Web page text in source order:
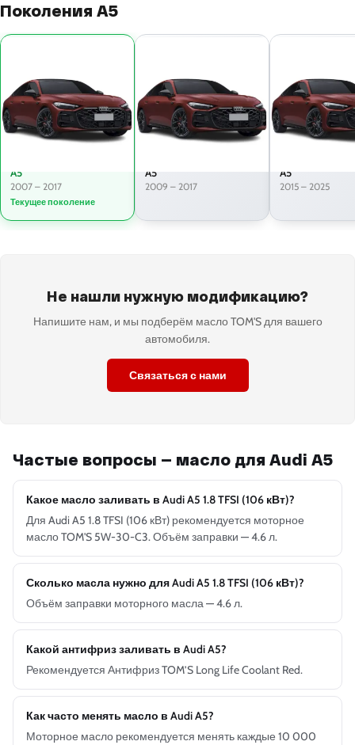
Поколения A5
A5
2007 – 2017
Текущее поколение
A5
2009 – 2017
A5
2015 – 2025
Не нашли нужную модификацию?
Напишите нам, и мы подберём масло TOM'S для вашего
автомобиля.
Связаться с нами
Частые вопросы — масло для Audi A5
Какое масло заливать в Audi A5 1.8 TFSI (106 кВт)?
Для Audi A5 1.8 TFSI (106 кВт) рекомендуется моторное
масло TOM'S 5W-30-C3. Объём заправки — 4.6 л.
Сколько масла нужно для Audi A5 1.8 TFSI (106 кВт)?
Объём заправки моторного масла — 4.6 л.
Какой антифриз заливать в Audi A5?
Рекомендуется Антифриз TOM’S Long Life Coolant Red.
Как часто менять масло в Audi A5?
Моторное масло рекомендуется менять каждые 10 000